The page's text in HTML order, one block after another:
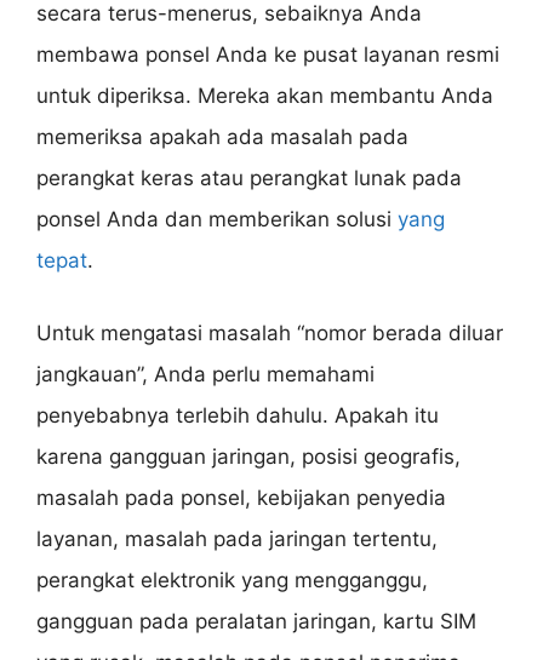
secara terus-menerus, sebaiknya Anda
membawa ponsel Anda ke pusat layanan resmi
untuk diperiksa. Mereka akan membantu Anda
memeriksa apakah ada masalah pada
perangkat keras atau perangkat lunak pada
ponsel Anda dan memberikan solusi yang
tepat.
Untuk mengatasi masalah “nomor berada diluar
jangkauan”, Anda perlu memahami
penyebabnya terlebih dahulu. Apakah itu
karena gangguan jaringan, posisi geografis,
masalah pada ponsel, kebijakan penyedia
layanan, masalah pada jaringan tertentu,
perangkat elektronik yang mengganggu,
gangguan pada peralatan jaringan, kartu SIM